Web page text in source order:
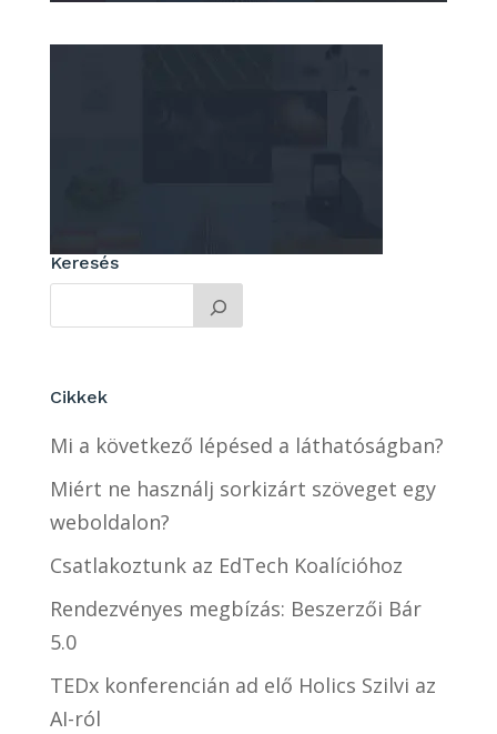
Keresés
Cikkek
Mi a következő lépésed a láthatóságban?
Miért ne használj sorkizárt szöveget egy
weboldalon?
Csatlakoztunk az EdTech Koalícióhoz
Rendezvényes megbízás: Beszerzői Bár
5.0
TEDx konferencián ad elő Holics Szilvi az
AI-ról